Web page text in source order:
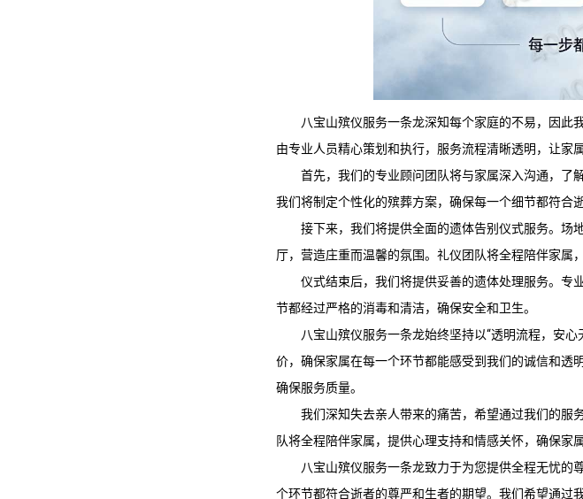
八宝山殡仪服务一条龙深知每个家庭的不易，因此
由专业人员精心策划和执行，服务流程清晰透明，让家
首先，我们的专业顾问团队将与家属深入沟通，了
我们将制定个性化的殡葬方案，确保每一个细节都符合
接下来，我们将提供全面的遗体告别仪式服务。场
厅，营造庄重而温馨的氛围。礼仪团队将全程陪伴家属
仪式结束后，我们将提供妥善的遗体处理服务。专
节都经过严格的消毒和清洁，确保安全和卫生。
八宝山殡仪服务一条龙始终坚持以“透明流程，安
价，确保家属在每一个环节都能感受到我们的诚信和透
确保服务质量。
我们深知失去亲人带来的痛苦，希望通过我们的服
队将全程陪伴家属，提供心理支持和情感关怀，确保家
八宝山殡仪服务一条龙致力于为您提供全程无忧的
个环节都符合逝者的尊严和生者的期望。我们希望通过